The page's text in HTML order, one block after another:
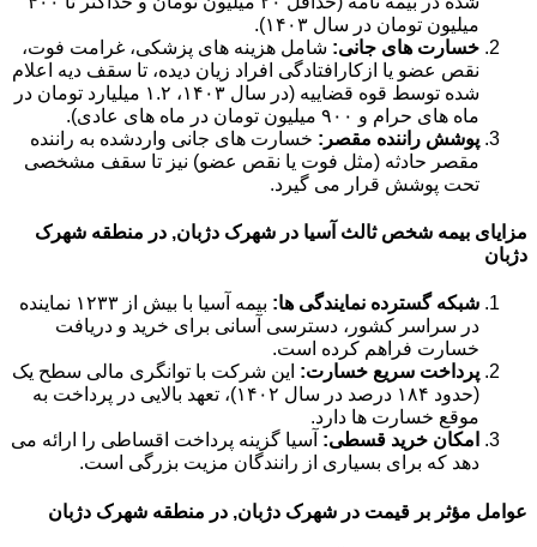
میلیون تومان در سال ۱۴۰۳).
خسارت های جانی: شامل هزینه های پزشکی، غرامت فوت،
نقص عضو یا ازکارافتادگی افراد زیان دیده، تا سقف دیه اعلام
شده توسط قوه قضاییه (در سال ۱۴۰۳، ۱.۲ میلیارد تومان در
ماه های حرام و ۹۰۰ میلیون تومان در ماه های عادی).
پوشش راننده مقصر: خسارت های جانی واردشده به راننده
مقصر حادثه (مثل فوت یا نقص عضو) نیز تا سقف مشخصی
تحت پوشش قرار می گیرد.
مزایای بیمه شخص ثالث آسیا در شهرک دژبان, در منطقه شهرک
دژبان
شبکه گسترده نمایندگی ها:
بیمه آسیا با بیش از ۱۲۳۳ نماینده
در سراسر کشور، دسترسی آسانی برای خرید و دریافت
خسارت فراهم کرده است.
پرداخت سریع خسارت: این شرکت با توانگری مالی سطح یک
(حدود ۱۸۴ درصد در سال ۱۴۰۲)، تعهد بالایی در پرداخت به
موقع خسارت ها دارد.
امکان خرید قسطی: آسیا گزینه پرداخت اقساطی را ارائه می
دهد که برای بسیاری از رانندگان مزیت بزرگی است.
عوامل مؤثر بر قیمت در شهرک دژبان, در منطقه شهرک دژبان